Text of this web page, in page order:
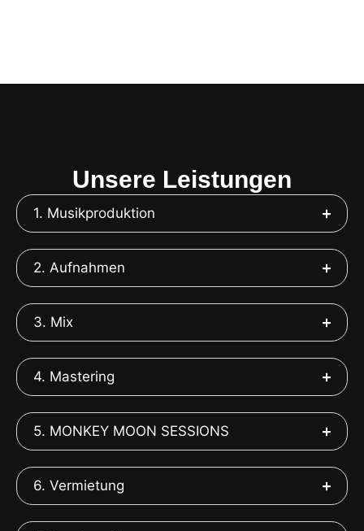
Unsere Leistungen
1. Musikproduktion
2. Aufnahmen
3. Mix
4. Mastering
5. MONKEY MOON SESSIONS
6. Vermietung